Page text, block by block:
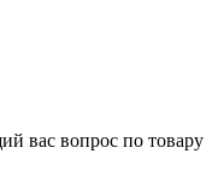
вас вопрос по товару